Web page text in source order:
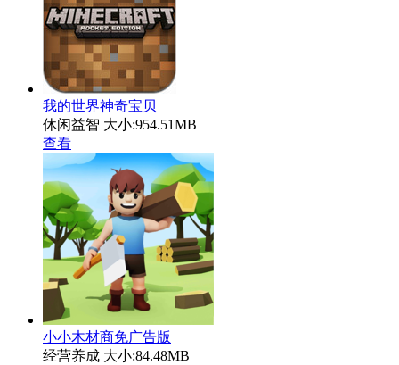
我的世界神奇宝贝
休闲益智 大小:954.51MB
查看
小小木材商免广告版
经营养成 大小:84.48MB